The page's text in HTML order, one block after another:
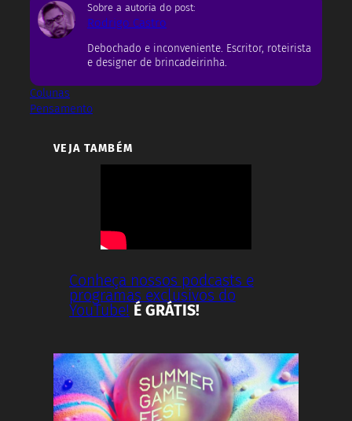
Sobre a autoria do post:
Rodrigo Castro
Debochado e inconveniente. Escritor, roteirista
e designer de brincadeirinha.
Colunas
Pensamento
VEJA TAMBÉM
Conheça nossos podcasts e
programas exclusivos do
YouTube! É GRÁTIS!